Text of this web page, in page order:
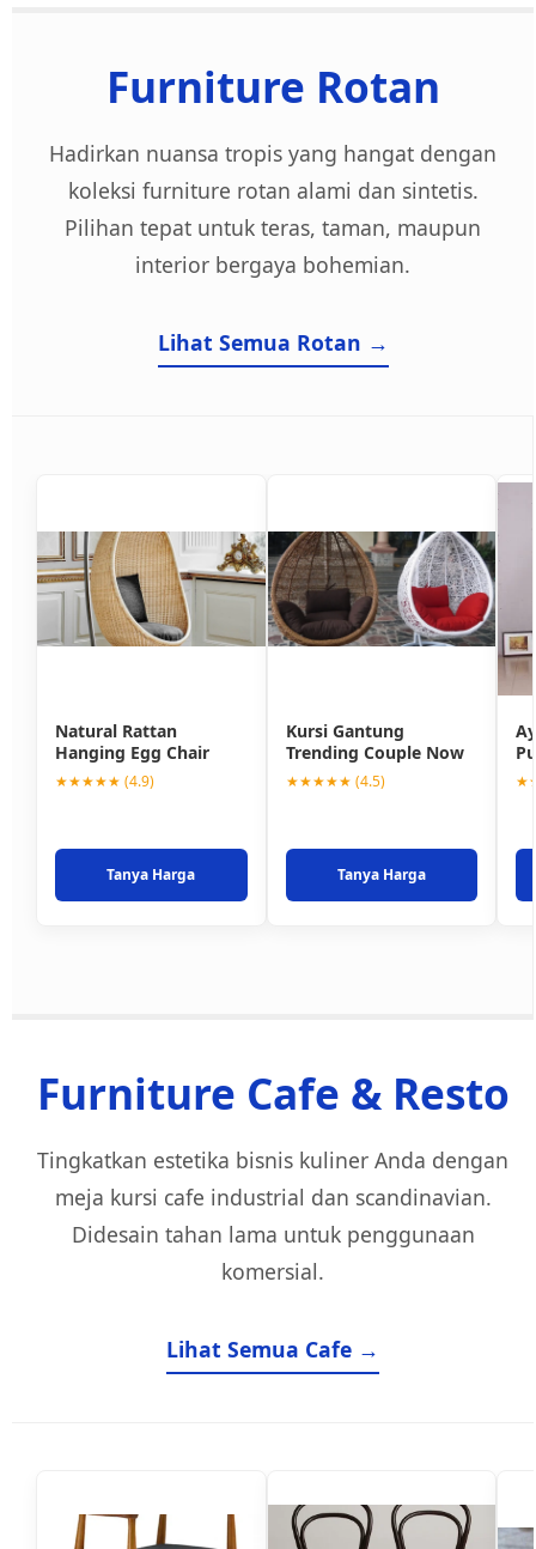
Furniture Rotan
Hadirkan nuansa tropis yang hangat dengan
koleksi furniture rotan alami dan sintetis.
Pilihan tepat untuk teras, taman, maupun
interior bergaya bohemian.
Lihat Semua Rotan →
Natural Rattan
Hanging Egg Chair
★★★★★ (4.9)
Tanya Harga
Kursi Gantung
Trending Couple Now
★★★★★ (4.5)
Tanya Harga
Furniture Cafe & Resto
Tingkatkan estetika bisnis kuliner Anda dengan
meja kursi cafe industrial dan scandinavian.
Didesain tahan lama untuk penggunaan
komersial.
Lihat Semua Cafe →